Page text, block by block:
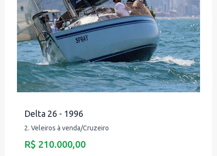
Delta 26 - 1996
2. Veleiros à venda/Cruzeiro
R$ 210.000,00